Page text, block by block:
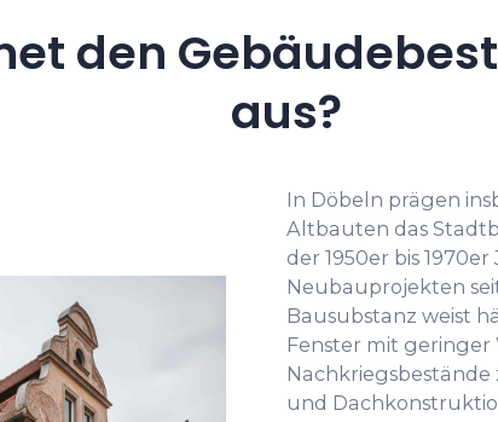
den
aus?
In Döbeln prägen
Altbauten das
der 1950er bis
Neubauprojekten
Bausubstanz weist
Fenster mit
und